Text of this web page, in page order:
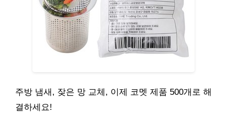
주방 냄새, 잦은 망 교체, 이제 코멧 제품 500개로 해
결하세요!